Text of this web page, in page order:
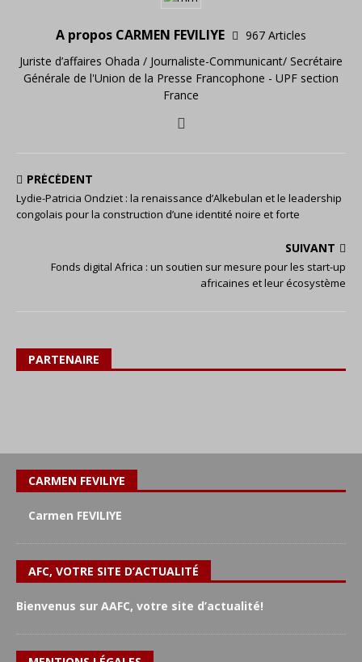
A propos CARMEN FEVILIYE
967 Articles
Juriste d’affaires Ohada / Journaliste-Communicant/ Secrétaire
Générale de l'Union de la Presse Francophone - UPF section
France
PRÉCÉDENT
Lydie-Patricia Ondziet : la renaissance d’Alkebulan et le leadership
congolais pour la construction d’une identité noire et forte
SUIVANT
Fonds digital Africa : un soutien sur mesure pour les start-up
africaines et leur écosystème
PARTENAIRE
CARMEN FEVILIYE
Carmen FEVILIYE
AFC, VOTRE SITE D’ACTUALITÉ
Bienvenus sur AAFC, votre site d’actualité!